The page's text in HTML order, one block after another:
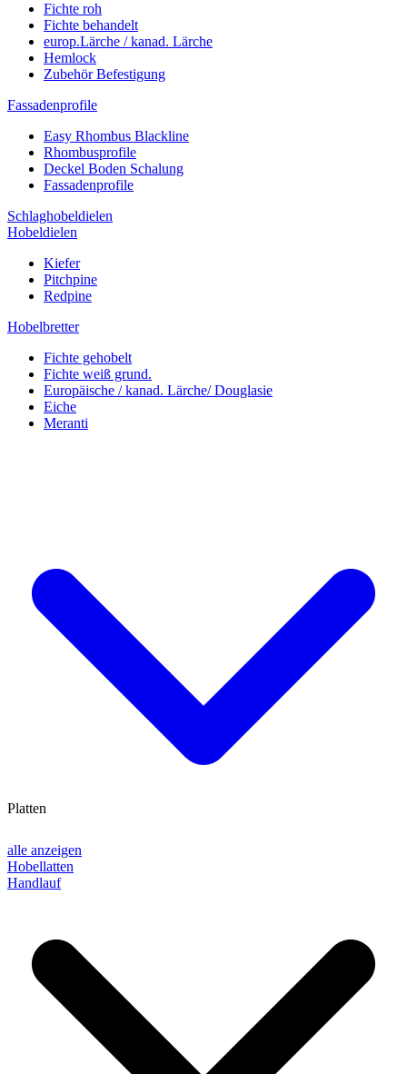
Fichte roh
Fichte behandelt
europ.Lärche / kanad. Lärche
Hemlock
Zubehör Befestigung
Fassadenprofile
Easy Rhombus Blackline
Rhombusprofile
Deckel Boden Schalung
Fassadenprofile
Schlaghobeldielen
Hobeldielen
Kiefer
Pitchpine
Redpine
Hobelbretter
Fichte gehobelt
Fichte weiß grund.
Europäische / kanad. Lärche/ Douglasie
Eiche
Meranti
alle anzeigen
Hobellatten
Handlauf
Platten